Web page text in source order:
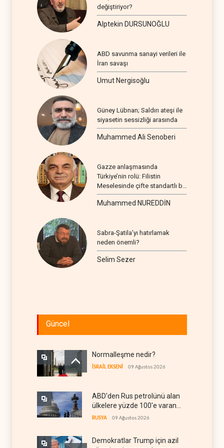
değiştiriyor?
Alptekin DURSUNOĞLU
ABD savunma sanayi verileri ile
İran savaşı
Umut Nergisoğlu
Güney Lübnan; Saldırı ateşi ile
siyasetin sessizliği arasında
Muhammed Ali Senoberi
Gazze anlaşmasında
Türkiye’nin rolü: Filistin
Meselesinde çifte standartlı bir
seyir
Muhammed NUREDDİN
Sabra-Şatila’yı hatırlamak
neden önemli?
Selim Sezer
Güncel
Normalleşme nedir?
İSRAİL EKSENİ 09 Ağustos 2026
ABD'den Rus petrolünü alan
ülkelere yüzde 100'e varan
gümrük vergisi
RUSYA 09 Ağustos 2026
Demokratlar Trump için azil